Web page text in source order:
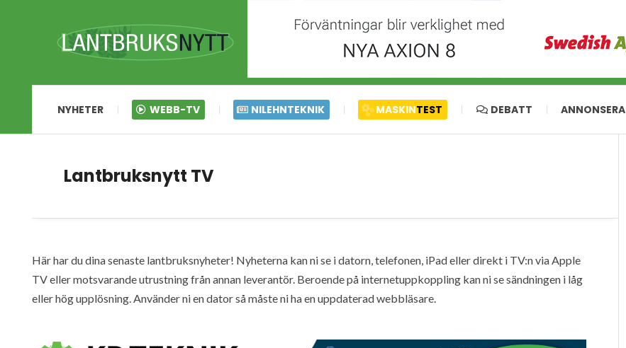
NYHETER WEBB-TV NILEHNTEKNIK MASKINTEST DEBATT ANNONSERA
Lantbruksnytt TV
Här har du dina senaste lantbruksnyheter! Nyheterna kan ni se i datorn, telefonen, iPad eller direkt i TV:n via Apple
TV eller motsvarande utrustning från annan leverantör. Beroende på internetuppkoppling kan ni se sändningen i låg
eller hög upplösning. Använder ni en dator så måste ni ha en uppdaterad webbläsare.